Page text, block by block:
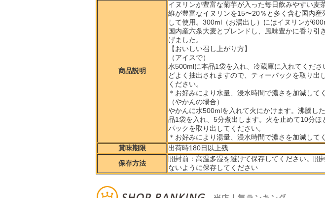
商品説明
イヌリンが豊富な菊芋が入った毎日飲みやすい麦
維が豊富なイヌリンを15〜20％と多く含む国内産
して使用。300ml（お湯出し）にはイヌリンが
国内産六条大麦とブレンドし、風味豊かに香り引
げました。
【おいしい召し上がり方】
（アイスで）
水500mlに本品1袋を入れ、冷蔵庫に入れてくださ
どよく抽出されますので、ティーパックを取り出
ください。
＊お好みにより水量、浸水時間で濃さを加減して
（やかんの場合）
やかんに水500mlを入れて火にかけます。沸騰し
品1袋を入れ、5分煮出します。火を止めて10分ほ
パックを取り出してください。
＊お好みにより湯量、浸水時間で濃さを加減して
賞味期限
出荷時180日以上残
保存方法
開封前：高温多湿を避けて保存してください。開
ないように保存してください